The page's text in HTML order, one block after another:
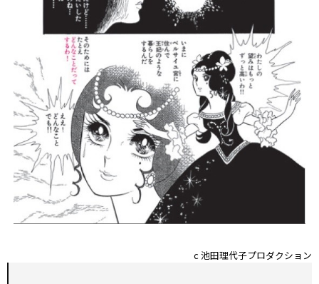
c 池田理代子プロダクション